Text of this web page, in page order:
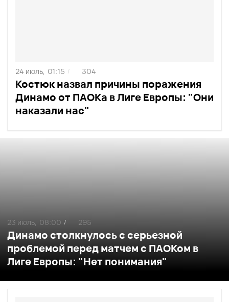
Костюк назвал причины поражения
Динамо от ПАОКа в Лиге Европы: "Они
наказали нас"
24 июль, 01:15 / 304
Динамо столкнулось с серьезной
проблемой перед матчем с ПАОКом в
Лиге Европы: "Нет понимания"
23 июль, 08:00 / 295